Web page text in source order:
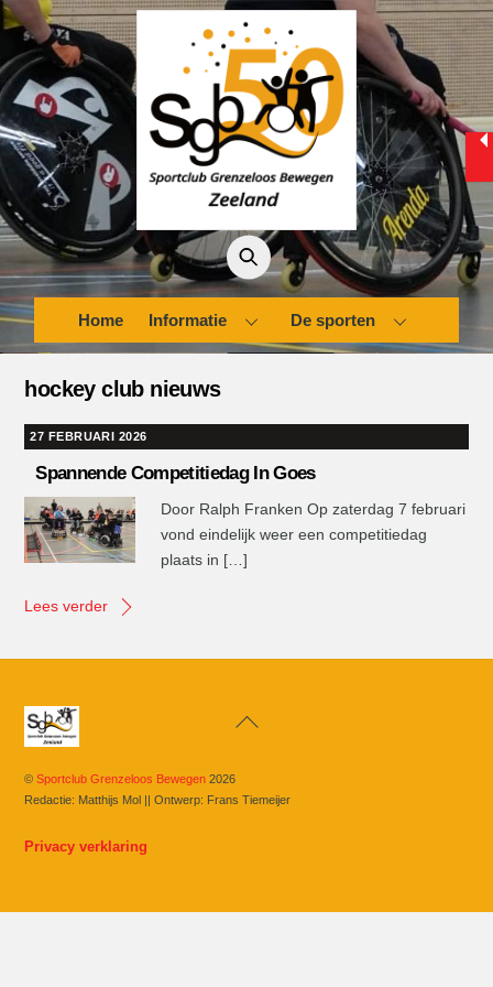
Skip
content
Home Informatie De sporten
hockey club nieuws
27 FEBRUARI 2026
Spannende Competitiedag In Goes
Door Ralph Franken Op zaterdag 7 februari
vond eindelijk weer een competitiedag
plaats in […]
Lees verder
Back
©Sportclub Grenzeloos Bewegen 2026
Redactie: Matthijs Mol || Ontwerp: Frans Tiemeijer
Privacy verklaring